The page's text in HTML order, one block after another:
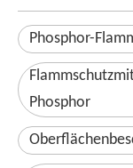
Phosphor-
Phosphor